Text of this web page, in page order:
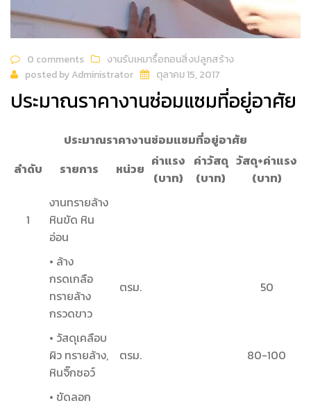
0 comments
งานรับเหมารื้อถอนสิ่งปลูกสร้าง
posted byAdministrator ตุลาคม 15, 2017
ประมาณราคางานซ่อมแซมที่อยู่อาศัย
ประมาณราคางานซ่อมแซมที่อยู่อาศัย
ลำดับ
รายการ หน่วย ค่าแรง
(บาท)
ค่าวัสดุ
(บาท)
วัสดุ+ค่าแรง
(บาท)
1
งานทรายล้าง
หินขัด หิน
อ่อน
• ล้าง
กรดเกลือ
ทรายล้าง
กรวดขาว
ตรม. 50
• วัสดุเคลือบ
ผิว ทรายล้าง,
หินจิ๊กซอว์
ตรม. 80-100
• ขัดลอก